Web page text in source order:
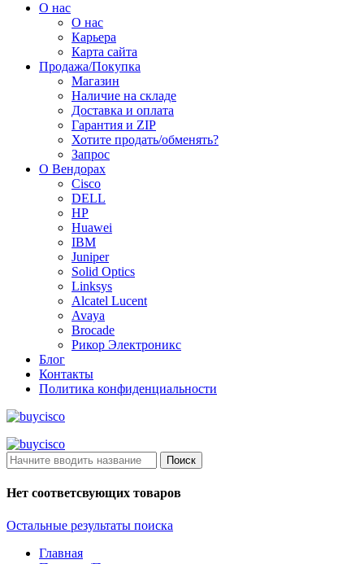
О нас
О нас
Карьера
Карта сайта
Продажа/Покупка
Магазин
Наличие на складе
Доставка и оплата
Гарантия и ZIP
Хотите продать/обменять?
Запрос
О Вендорах
Cisco
DELL
HP
Huawei
IBM
Juniper
Solid Optics
Linksys
Alcatel Lucent
Avaya
Brocade
Рикор Электроникс
Блог
Контакты
Политика конфиденциальности
Поиск
Нет соответсвующих товаров
Остальные результаты поиска
Главная